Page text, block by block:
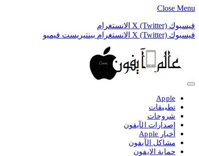
Close Menu
فيسبوك X (Twitter) الانستغرام
فيسبوك X (Twitter) الانستغرام بينتيريست فيميو
Apple
تطبيقات
شروحات
إصدارات الآيفون
أخبار Apple
مشاكل الآيفون
حماية الايفون